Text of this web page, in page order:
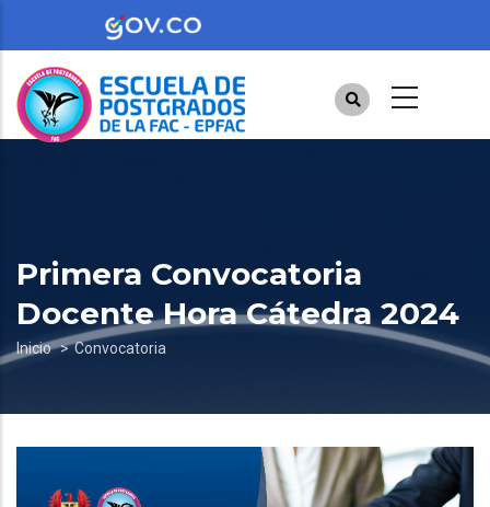
contenido
principal
Primera Convocatoria
Docente Hora Cátedra 2024
Sobrescribir
de
ayuda
Inicio Convocatoria